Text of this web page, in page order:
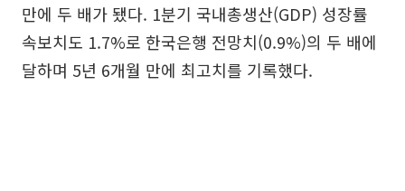
만에 두 배가 됐다. 1분기 국내총생산(GDP) 성장률
속보치도 1.7%로 한국은행 전망치(0.9%)의 두 배에
달하며 5년 6개월 만에 최고치를 기록했다.